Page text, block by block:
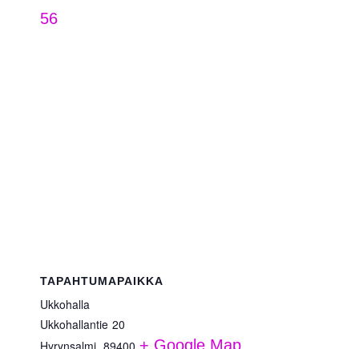
56
TAPAHTUMAPAIKKA
Ukkohalla
Ukkohallantie 20
Hyrynsalmi 89400 + Google Map